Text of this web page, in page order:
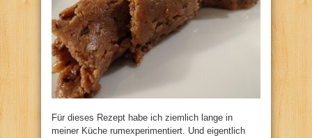
Für dieses Rezept habe ich ziemlich lange in
meiner Küche rumexperimentiert. Und eigentlich